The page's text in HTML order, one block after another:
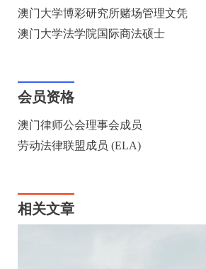
澳门大学博彩研究所赌场管理文凭
澳门大学法学院国际商法硕士
会员资格
澳门律师公会理事会成员
劳动法律联盟成员 (ELA)
相关文章